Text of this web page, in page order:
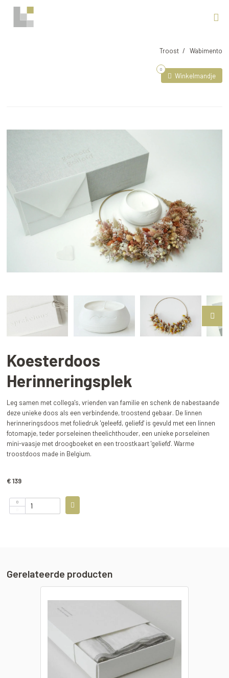
Troost Wabimento
Winkelmandje
0
Koesterdoos
Herinneringsplek
Leg samen met collega's, vrienden van familie en schenk de nabestaande
deze unieke doos als een verbindende, troostend gebaar. De linnen
herinneringsdoos met foliedruk 'geleefd, geliefd' is gevuld met een linnen
fotomapje, teder porseleinen theelichthouder, een unieke porseleinen
mini-vaasje met droogboeket en een troostkaart 'geliefd'. Warme
troostdoos made in Belgium.
€ 139
Gerelateerde producten